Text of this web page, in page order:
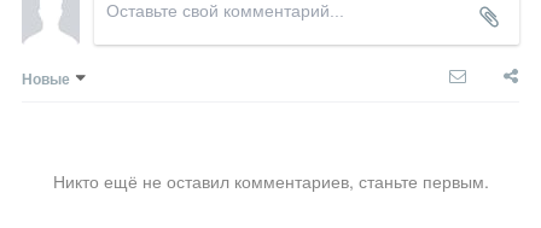
Новые
Никто ещё не оставил комментариев, станьте первым.